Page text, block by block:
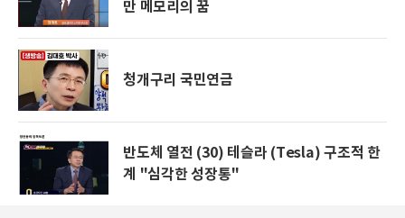
만 메모리의 꿈
청개구리 국민연금
반도체 열전 (30) 테슬라 (Tesla) 구조적 한
계 "심각한 성장통"